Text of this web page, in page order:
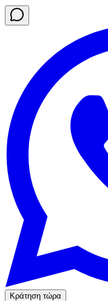
Κράτηση τώρα